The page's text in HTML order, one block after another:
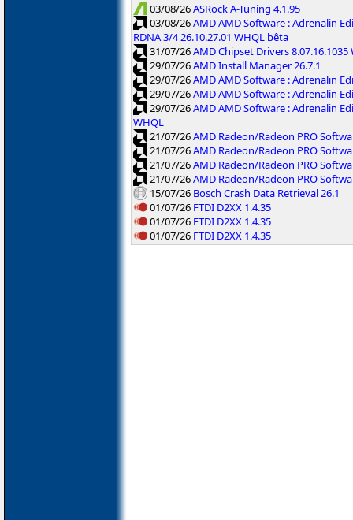
03/08/26ASRock A-Tuning 4.1.95
03/08/26AMD AMD Software : Adrenalin
RDNA 3/4 26.10.27.01 WHQL bêta
31/07/26AMD Chipset Drivers 8.07.16.1035
29/07/26AMD Install Manager 26.7.1
29/07/26AMD AMD Software : Adrenalin
29/07/26AMD AMD Software : Adrenalin
29/07/26AMD AMD Software : Adrenalin
WHQL
21/07/26AMD Radeon/Radeon PRO
21/07/26AMD Radeon/Radeon PRO
21/07/26AMD Radeon/Radeon PRO
21/07/26AMD Radeon/Radeon PRO
15/07/26 Bosch Crash Data Retrieval 26.1
01/07/26 FTDI D2XX 1.4.35
01/07/26 FTDI D2XX 1.4.35
01/07/26 FTDI D2XX 1.4.35